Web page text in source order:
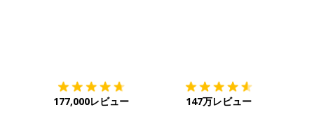
177,000レビュー 147万レビュー